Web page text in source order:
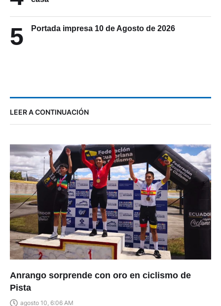
5 Portada impresa 10 de Agosto de 2026
LEER A CONTINUACIÓN
Pista
agosto 10, 6:06 AM
By Kevin Yumbo